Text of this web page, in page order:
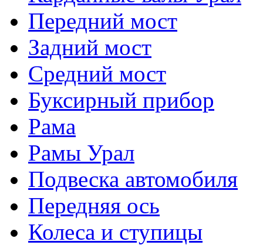
Передний мост
Задний мост
Средний мост
Буксирный прибор
Рама
Рамы Урал
Подвеска автомобиля
Передняя ось
Колеса и ступицы